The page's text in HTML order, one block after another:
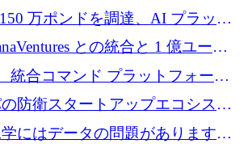
に 200 万ドルを調達
万ポンドを調達、AI プラット
を買収して子ども向け言語療
との統合と 1 億ユーロ
よりシード投資に拡大
統合コマンド プラットフォーム
する無人システムを接続するた
達します
防衛スタートアップエコシステ
ッカソン
にはデータの問題があります。